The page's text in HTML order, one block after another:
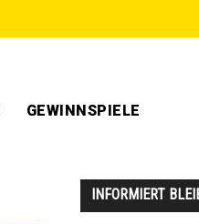
GEWINNSPIELE
INFORMIERT